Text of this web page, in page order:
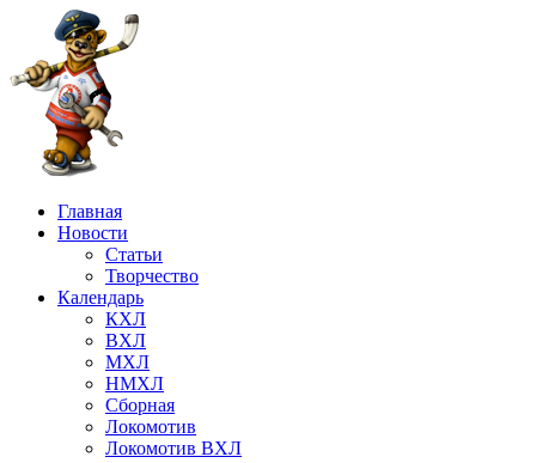
Главная
Новости
Статьи
Творчество
Календарь
КХЛ
ВХЛ
МХЛ
НМХЛ
Сборная
Локомотив
Локомотив ВХЛ